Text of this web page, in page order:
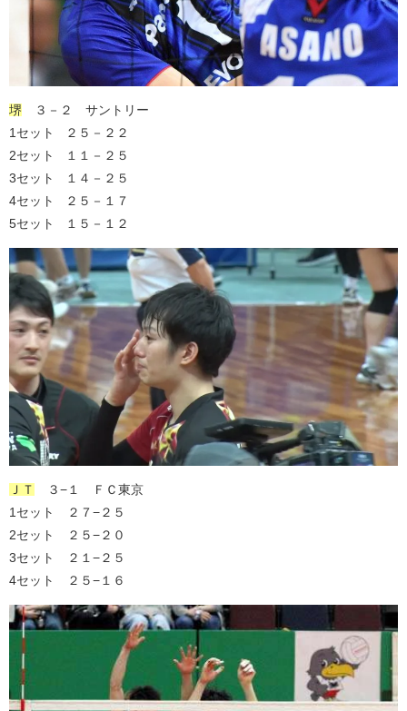
堺 ３－２ サントリー
1セット ２５－２２
2セット １１－２５
3セット １４－２５
4セット ２５－１７
5セット １５－１２
ＪＴ
３−１ ＦＣ東京
1セット ２７−２５
2セット ２５−２０
3セット ２１−２５
4セット ２５−１６